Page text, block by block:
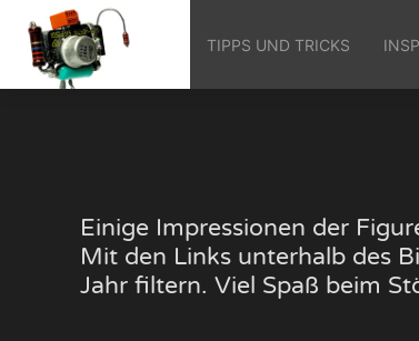
TIPPS UND TRICKS
Einige Impressionen der
Mit den Links unterhalb des
Jahr filtern. Viel Spaß beim